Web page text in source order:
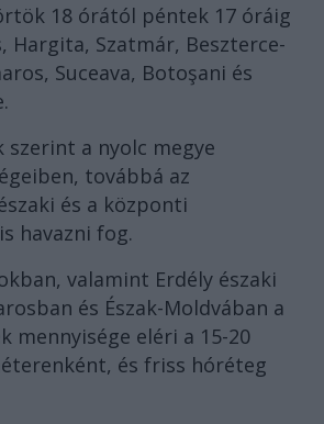
18 órától péntek 17 óráig
Hargita, Szatmár, Beszterce-
Suceava, Botoşani és
szerint a nyolc megye
továbbá az
és a központi
havazni fog.
valamint Erdély északi
és Észak-Moldvában a
mennyisége eléri a 15-20
és friss hóréteg